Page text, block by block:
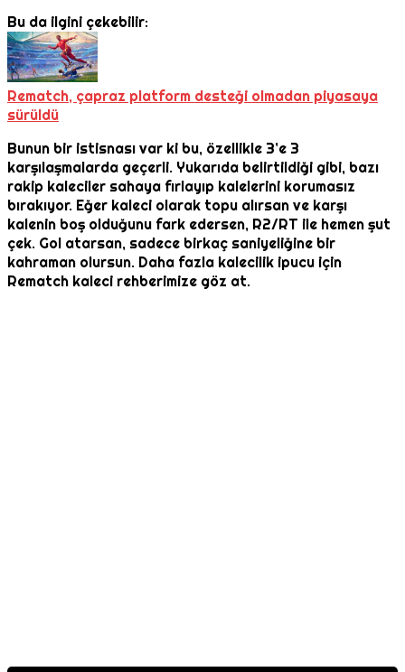
Bu da ilgini çekebilir:
Rematch, çapraz platform desteği olmadan piyasaya
sürüldü
Bunun bir istisnası var ki bu, özellikle 3’e 3
karşılaşmalarda geçerli. Yukarıda belirtildiği gibi, bazı
rakip kaleciler sahaya fırlayıp kalelerini korumasız
bırakıyor. Eğer kaleci olarak topu alırsan ve karşı
kalenin boş olduğunu fark edersen, R2/RT ile hemen şut
çek. Gol atarsan, sadece birkaç saniyeliğine bir
kahraman olursun. Daha fazla kalecilik ipucu için
Rematch kaleci rehberimize göz at.